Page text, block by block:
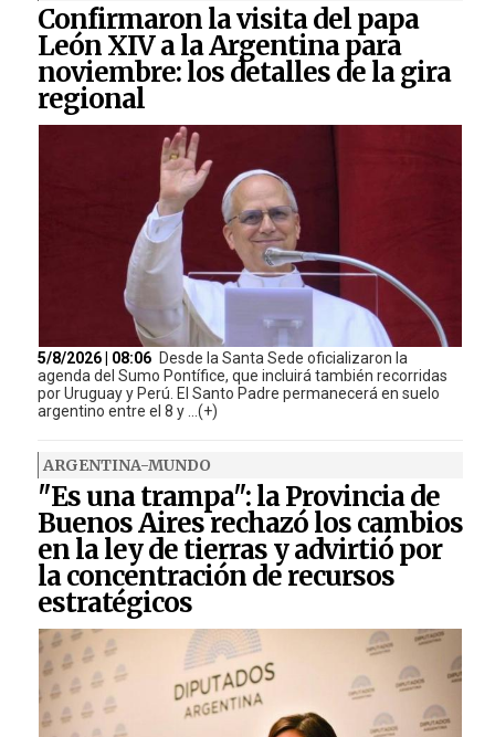
Confirmaron la visita del papa
León XIV a la Argentina para
noviembre: los detalles de la gira
regional
5/8/2026 | 08:06 Desde la Santa Sede oficializaron la
agenda del Sumo Pontífice, que incluirá también recorridas
por Uruguay y Perú. El Santo Padre permanecerá en suelo
argentino entre el 8 y ...(+)
ARGENTINA-MUNDO
"Es una trampa": la Provincia de
Buenos Aires rechazó los cambios
en la ley de tierras y advirtió por
la concentración de recursos
estratégicos